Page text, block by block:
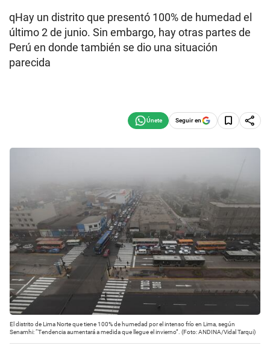
qHay un distrito que presentó 100% de humedad el
último 2 de junio. Sin embargo, hay otras partes de
Perú en donde también se dio una situación
parecida
Seguir en
El distrito de Lima Norte que tiene 100% de humedad por el intenso frío en Lima, según
Senamhi: “Tendencia aumentará a medida que llegue el invierno”. (Foto: ANDINA/Vidal Tarqui)